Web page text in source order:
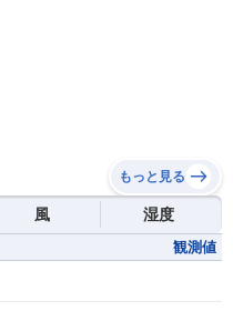
もっと見る
風 湿度
観測値